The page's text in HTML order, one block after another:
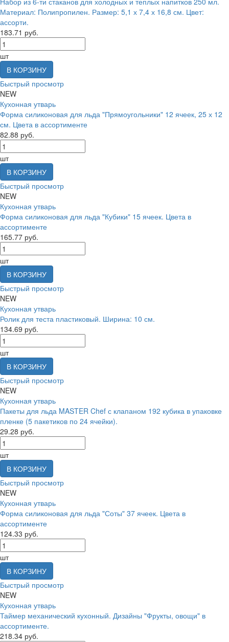
Материал: Полипропилен. Размер: 5,1 х 7,4 х 16,8 см. Цвет:
ассорти.
183.71 руб.
шт
В КОРЗИНУ
Быстрый просмотр
NEW
Кухонная утварь
Форма силиконовая для льда "Прямоугольники" 12 ячеек, 25 х 12
см. Цвета в ассортименте
82.88 руб.
шт
В КОРЗИНУ
Быстрый просмотр
NEW
Кухонная утварь
Форма силиконовая для льда "Кубики" 15 ячеек. Цвета в
ассортименте
165.77 руб.
шт
В КОРЗИНУ
Быстрый просмотр
NEW
Кухонная утварь
Ролик для теста пластиковый. Ширина: 10 см.
134.69 руб.
шт
В КОРЗИНУ
Быстрый просмотр
NEW
Кухонная утварь
Пакеты для льда MASTER Chef с клапаном 192 кубика в упаковке
пленке (5 пакетиков по 24 ячейки).
29.28 руб.
шт
В КОРЗИНУ
Быстрый просмотр
NEW
Кухонная утварь
Форма силиконовая для льда "Соты" 37 ячеек. Цвета в
ассортименте
124.33 руб.
шт
В КОРЗИНУ
Быстрый просмотр
NEW
Кухонная утварь
Таймер механический кухонный. Дизайны "Фрукты, овощи" в
ассортименте.
218.34 руб.